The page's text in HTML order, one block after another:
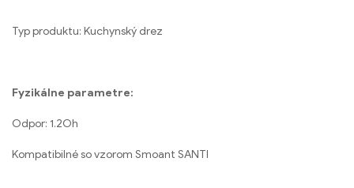
Typ produktu: Kuchynský drez
Fyzikálne parametre:
Odpor: 1.2Oh
Kompatibilné so vzorom Smoant SANTI